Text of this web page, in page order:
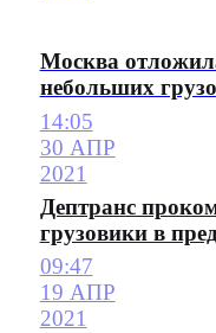
Москва
небольших
14:05
30 АПР
2021
Дептранс
грузовики в
09:47
19 АПР
2021